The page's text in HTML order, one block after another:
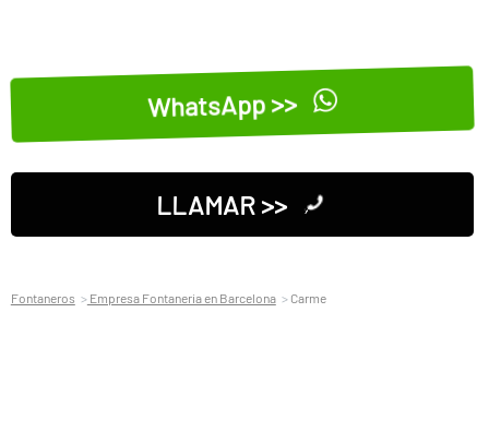
WhatsApp >>
LLAMAR >>
Fontaneros Empresa Fontaneria en Barcelona Carme